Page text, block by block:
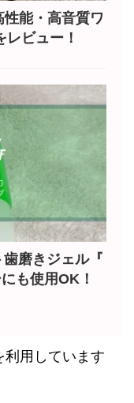
能・高音質ワ
ビュー！
磨きジェル『
も使用OK！
利用しています